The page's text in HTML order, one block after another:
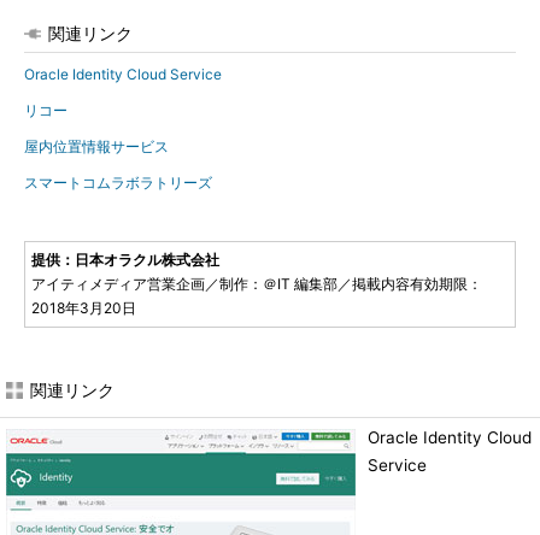
関連リンク
Oracle Identity Cloud Service
リコー
屋内位置情報サービス
スマートコムラボラトリーズ
提供：日本オラクル株式会社
アイティメディア営業企画／制作：＠IT 編集部／掲載内容有効期限：
2018年3月20日
関連リンク
Oracle Identity Cloud
Service